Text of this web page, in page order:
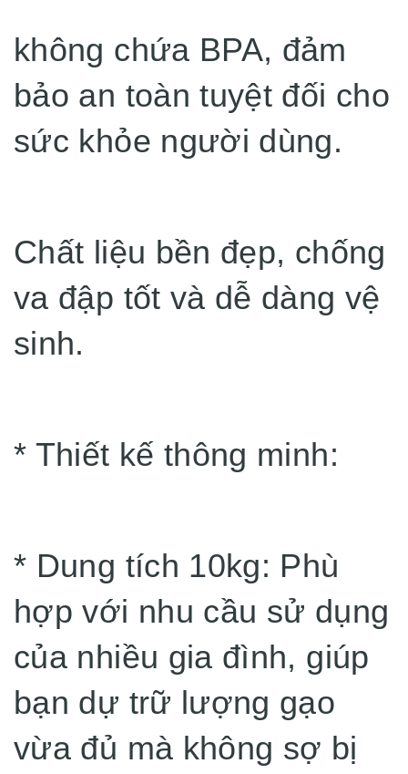
không chứa BPA, đảm
bảo an toàn tuyệt đối cho
sức khỏe người dùng.
Chất liệu bền đẹp, chống
va đập tốt và dễ dàng vệ
sinh.
* Thiết kế thông minh:
* Dung tích 10kg: Phù
hợp với nhu cầu sử dụng
của nhiều gia đình, giúp
bạn dự trữ lượng gạo
vừa đủ mà không sợ bị